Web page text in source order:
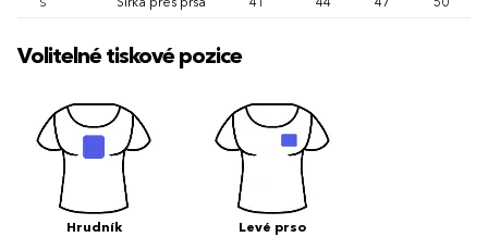
S Šířka přes prsa 41 44 47 50
Volitelné tiskové pozice
Hrudník Levé prso